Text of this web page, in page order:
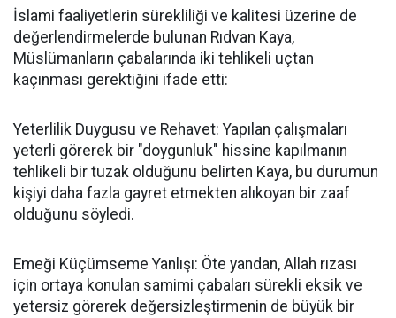
İslami faaliyetlerin sürekliliği ve kalitesi üzerine de
değerlendirmelerde bulunan Rıdvan Kaya,
Müslümanların çabalarında iki tehlikeli uçtan
kaçınması gerektiğini ifade etti:
Yeterlilik Duygusu ve Rehavet: Yapılan çalışmaları
yeterli görerek bir "doygunluk" hissine kapılmanın
tehlikeli bir tuzak olduğunu belirten Kaya, bu durumun
kişiyi daha fazla gayret etmekten alıkoyan bir zaaf
olduğunu söyledi.
Emeği Küçümseme Yanlışı: Öte yandan, Allah rızası
için ortaya konulan samimi çabaları sürekli eksik ve
yetersiz görerek değersizleştirmenin de büyük bir